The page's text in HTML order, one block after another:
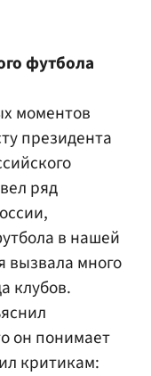
футбола
моментов
президента
ряд
в нашей
вызвала много
клубов.
он понимает
критикам: